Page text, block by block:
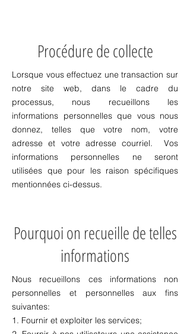
Procédure de collecte
Lorsque vous effectuez une transaction sur
notre site web, dans le cadre du
processus, nous recueillons les
informations personnelles que vous nous
donnez, telles que votre nom, votre
adresse et votre adresse courriel. Vos
informations personnelles ne seront
utilisées que pour les raison spécifiques
mentionnées ci-dessus.
Pourquoi on recueille de telles
informations
Nous recueillons ces informations non
personnelles et personnelles aux fins
suivantes:
1. Fournir et exploiter les services;